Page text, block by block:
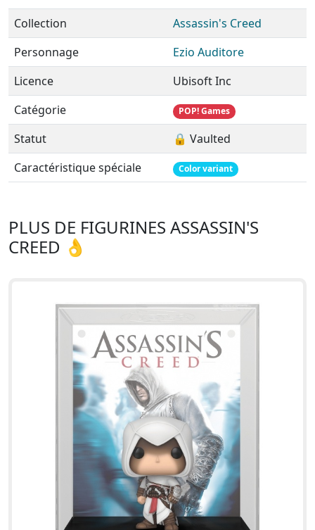
Collection
Assassin's Creed
Personnage
Ezio Auditore
Licence
Ubisoft Inc
Catégorie
POP! Games
Statut
🔒 Vaulted
Caractéristique spéciale
Color variant
PLUS DE FIGURINES ASSASSIN'S
CREED 👌